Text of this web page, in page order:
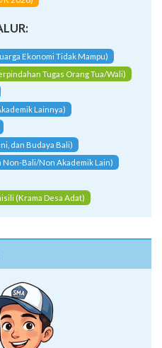
Ekonomi Tidak Mampu)
Tugas Orang Tua/Wali)
Lainnya)
dan Budaya Bali)
Non-Bali/Non Akademik Lain)
(Krama Desa Adat)